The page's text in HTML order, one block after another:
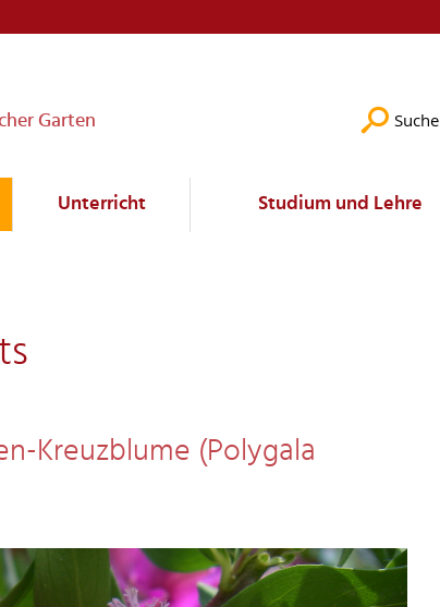
Garten Suche
Unterricht Studium und Lehre
Kreuzblume (Polygala